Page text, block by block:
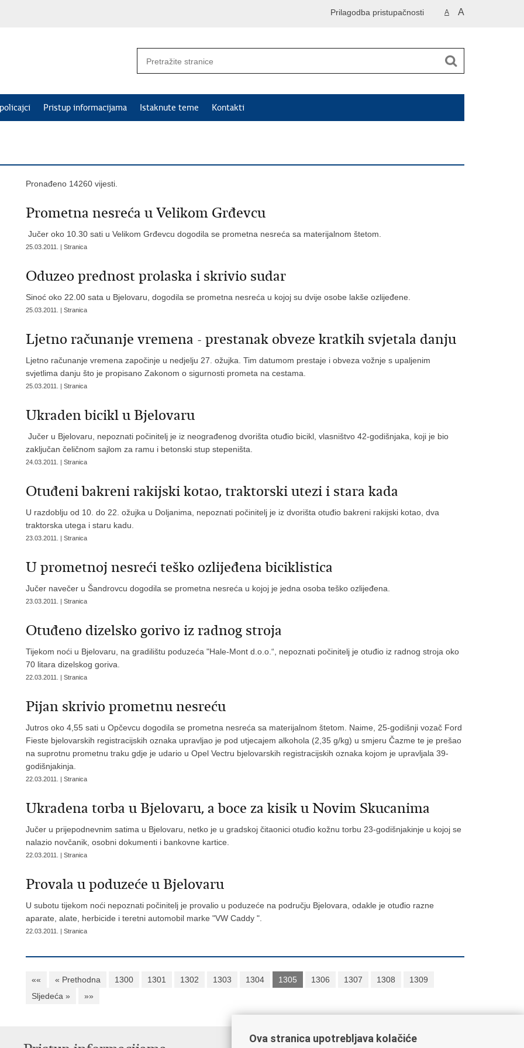
A A
Prilagodba pristupačnosti
Pristup informacijama Istaknute teme Kontakti
Pronađeno 14260 vijesti.
Prometna nesreća u Velikom Grđevcu
Jučer oko 10.30 sati u Velikom Grđevcu dogodila se prometna nesreća sa materijalnom štetom.
25.03.2011. | Stranica
Oduzeo prednost prolaska i skrivio sudar
Sinoć oko 22.00 sata u Bjelovaru, dogodila se prometna nesreća u kojoj su dvije osobe lakše ozlijeđene.
25.03.2011. | Stranica
Ljetno računanje vremena - prestanak obveze kratkih svjetala danju
Ljetno računanje vremena započinje u nedjelju 27. ožujka. Tim datumom prestaje i obveza vožnje s upaljenim
svjetlima danju što je propisano Zakonom o sigurnosti prometa na cestama.
25.03.2011. | Stranica
Ukraden bicikl u Bjelovaru
Jučer u Bjelovaru, nepoznati počinitelj je iz neograđenog dvorišta otuđio bicikl, vlasništvo 42-godišnjaka, koji je bio
zaključan čeličnom sajlom za ramu i betonski stup stepeništa.
24.03.2011. | Stranica
Otuđeni bakreni rakijski kotao, traktorski utezi i stara kada
U razdoblju od 10. do 22. ožujka u Doljanima, nepoznati počinitelj je iz dvorišta otuđio bakreni rakijski kotao, dva
traktorska utega i staru kadu.
23.03.2011. | Stranica
U prometnoj nesreći teško ozlijeđena biciklistica
Jučer navečer u Šandrovcu dogodila se prometna nesreća u kojoj je jedna osoba teško ozlijeđena.
23.03.2011. | Stranica
Otuđeno dizelsko gorivo iz radnog stroja
Tijekom noći u Bjelovaru, na gradilištu poduzeća "Hale-Mont d.o.o.“, nepoznati počinitelj je otuđio iz radnog stroja oko
70 litara dizelskog goriva.
22.03.2011. | Stranica
Pijan skrivio prometnu nesreću
Jutros oko 4,55 sati u Opčevcu dogodila se prometna nesreća sa materijalnom štetom. Naime, 25-godišnji vozač Ford
Fieste bjelovarskih registracijskih oznaka upravljao je pod utjecajem alkohola (2,35 g/kg) u smjeru Čazme te je prešao
na suprotnu prometnu traku gdje je udario u Opel Vectru bjelovarskih registracijskih oznaka kojom je upravljala 39-
godišnjakinja.
22.03.2011. | Stranica
Ukradena torba u Bjelovaru, a boce za kisik u Novim Skucanima
Jučer u prijepodnevnim satima u Bjelovaru, netko je u gradskoj čitaonici otuđio kožnu torbu 23-godišnjakinje u kojoj se
nalazio novčanik, osobni dokumenti i bankovne kartice.
22.03.2011. | Stranica
Provala u poduzeće u Bjelovaru
U subotu tijekom noći nepoznati počinitelj je provalio u poduzeće na području Bjelovara, odakle je otuđio razne
aparate, alate, herbicide i teretni automobil marke "VW Caddy ".
22.03.2011. | Stranica
«« « Prethodna 1300 1301 1302 1303 1304 1305 1306 1307 1308
1309
Sljedeća »
»»
Ova stranica upotrebljava kolačiće